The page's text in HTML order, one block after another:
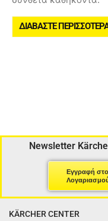
ΔΙΑΒΆΣΤΕ
Newsletter
Εγγραφή στο
KÄRCHER CENTER